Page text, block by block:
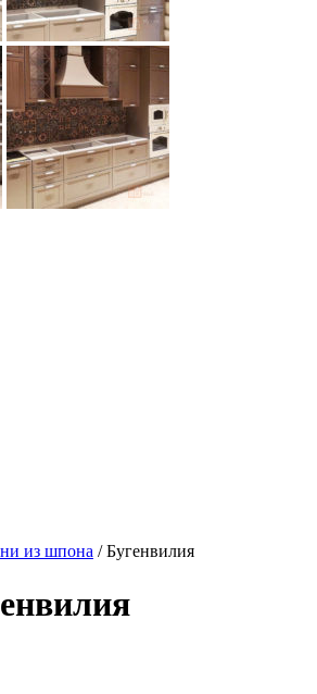
из шпона / Бугенвилия